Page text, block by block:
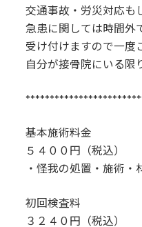
交通事故・労災対応も
急患に関しては時間外
受け付けますので一度
自分が接骨院にいる限
基本施術料金
５４００円（税込）
・怪我の処置・施術・
初回検査料
３２４０円（税込）